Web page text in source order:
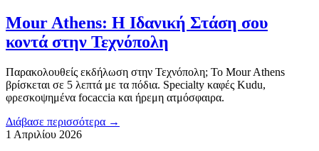
Mour Athens: Η Ιδανική Στάση σου
κοντά στην Τεχνόπολη
Παρακολουθείς εκδήλωση στην Τεχνόπολη; Το Mour Athens
βρίσκεται σε 5 λεπτά με τα πόδια. Specialty καφές Kudu,
φρεσκοψημένα focaccia και ήρεμη ατμόσφαιρα.
Διάβασε περισσότερα →
1 Απριλίου 2026